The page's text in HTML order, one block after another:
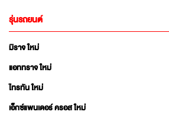
รุ่นรถยนต์
มิราจ ใหม่
แอททราจ ใหม่
ไทรทัน ใหม่
เอ็กซ์แพนเดอร์ ครอส ใหม่